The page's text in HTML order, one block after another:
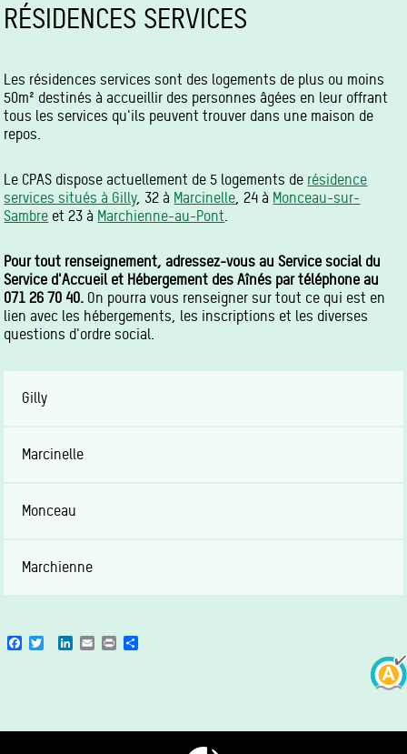
RÉSIDENCES SERVICES
Les résidences services sont des logements de plus ou moins
50m² destinés à accueillir des personnes âgées en leur offrant
tous les services qu'ils peuvent trouver dans une maison de
repos.
Le CPAS dispose actuellement de 5 logements de résidence
services situés à Gilly, 32 à Marcinelle, 24 à Monceau-sur-
Sambre et 23 à Marchienne-au-Pont.
Pour tout renseignement, adressez-vous au Service social du
Service d'Accueil et Hébergement des Aînés par téléphone au
071 26 70 40. On pourra vous renseigner sur tout ce qui est en
lien avec les hébergements, les inscriptions et les diverses
questions d'ordre social.
Gilly
Marcinelle
Monceau
Marchienne
Facebook
TwitterLinkedIn
EmailPrint